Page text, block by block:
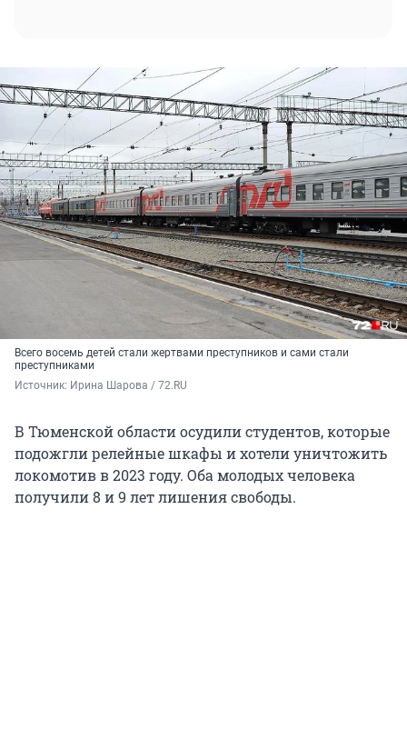
Всего восемь детей стали жертвами преступников и сами стали
преступниками
Источник: Ирина Шарова / 72.RU
В Тюменской области осудили студентов, которые
подожгли релейные шкафы и хотели уничтожить
локомотив в 2023 году. Оба молодых человека
получили 8 и 9 лет лишения свободы.